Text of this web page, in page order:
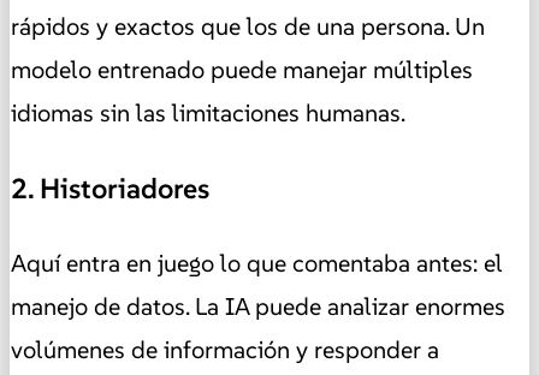
rápidos y exactos que los de una persona. Un
modelo entrenado puede manejar múltiples
idiomas sin las limitaciones humanas.
2. Historiadores
Aquí entra en juego lo que comentaba antes: el
manejo de datos. La IA puede analizar enormes
volúmenes de información y responder a